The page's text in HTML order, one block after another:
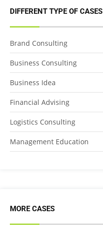
DIFFERENT TYPE OF CASES
Brand Consulting
Business Consulting
Business Idea
Financial Advising
Logistics Consulting
Management Education
MORE CASES